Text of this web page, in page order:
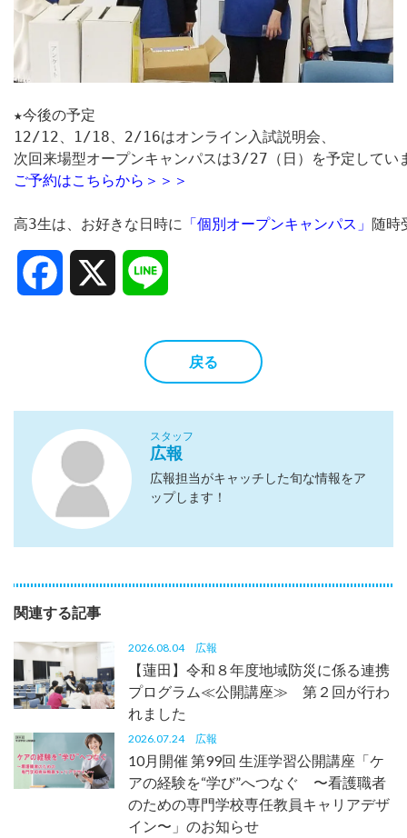
★今後の予定
12/12、1/18、2/16はオンライン入試説明会、
ご予約はこちらから＞＞＞
高3生は、お好きな日時に 「個別オープンキャンパス」 随時
Facebook
戻る
スタッフ
広報
広報担当がキャッチした旬な情報をア
ップします！
関連する記事
2026.08.04 広報
【蓮田】令和８年度地域防災に係る連携
プログラム≪公開講座≫ 第２回が行わ
れました
2026.07.24 広報
10月開催 第99回 生涯学習公開講座「ケ
アの経験を“学び”へつなぐ 〜看護職者
のための専門学校専任教員キャリアデザ
イン〜」のお知らせ